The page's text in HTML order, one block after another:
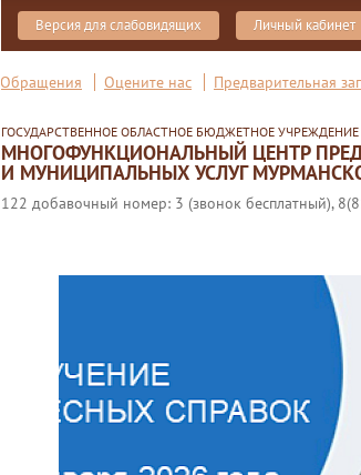
Версия для слабовидящих Личный кабинет
Обращения Оцените нас Предварительная
ГОСУДАРСТВЕННОЕ ОБЛАСТНОЕ БЮДЖЕТНОЕ УЧРЕЖДЕНИЕ
МНОГОФУНКЦИОНАЛЬНЫЙ ЦЕНТР
И МУНИЦИПАЛЬНЫХ УСЛУГ
122 добавочный номер: 3 (звонок бесплатный),